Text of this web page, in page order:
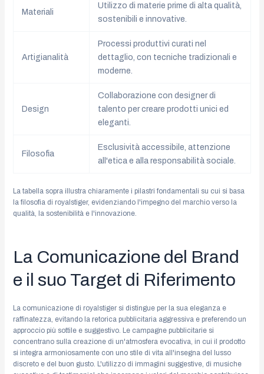
Materiali
Utilizzo di materie prime di alta qualità,
sostenibili e innovative.
Artigianalità
Processi produttivi curati nel
dettaglio, con tecniche tradizionali e
moderne.
Design
Collaborazione con designer di
talento per creare prodotti unici ed
eleganti.
Filosofia
Esclusività accessibile, attenzione
all'etica e alla responsabilità sociale.
La tabella sopra illustra chiaramente i pilastri fondamentali su cui si basa
la filosofia di royalstiger, evidenziando l'impegno del marchio verso la
qualità, la sostenibilità e l'innovazione.
La Comunicazione del Brand
e il suo Target di Riferimento
La comunicazione di royalstiger si distingue per la sua eleganza e
raffinatezza, evitando la retorica pubblicitaria aggressiva e preferendo un
approccio più sottile e suggestivo. Le campagne pubblicitarie si
concentrano sulla creazione di un'atmosfera evocativa, in cui il prodotto
si integra armoniosamente con uno stile di vita all'insegna del lusso
discreto e del buon gusto. L'utilizzo di immagini suggestive, di musiche